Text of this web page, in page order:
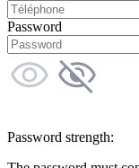
Password
Password strength: